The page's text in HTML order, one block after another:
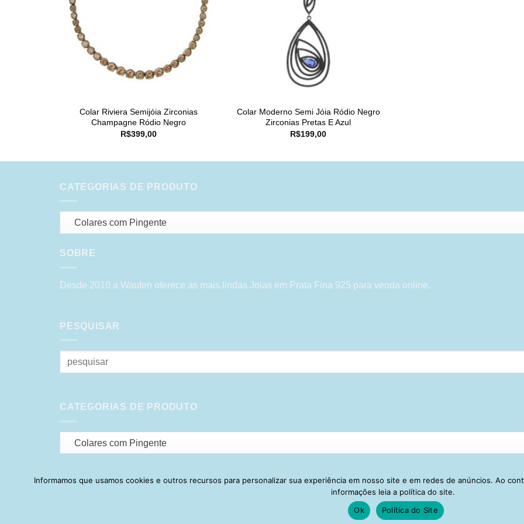
Colar Riviera Semijóia Zirconias
Champagne Ródio Negro
R$399,00
Colar Moderno Semi Jóia Ródio Negro
Zirconias Pretas E Azul
R$199,00
CATEGORIAS DE PRODUTO
Colares com Pingente
SOBRE
Desde 2010 a Waufen oferece as mais lindas Joias em Prata Fina 925 para venda online.
PESQUISAR
Pesquisar
por:
CATEGORIAS DE PRODUTO
Colares com Pingente
Visa PayPal Stripe MasterCardCash
TROCA E DEVOLUÇÃO GARANTIA
Informamos que usamos cookies e outros recursos para personalizar sua experiência em nosso site e em redes de anúncios. Ao
informações leia a política do site.
Ok
Política do Site